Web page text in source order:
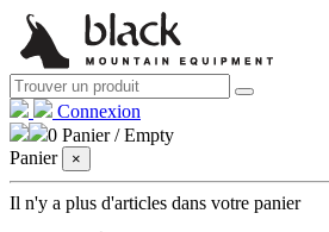
Connexion
0 Panier /Empty
Panier
×
Il n'y a plus d'articles dans votre panier